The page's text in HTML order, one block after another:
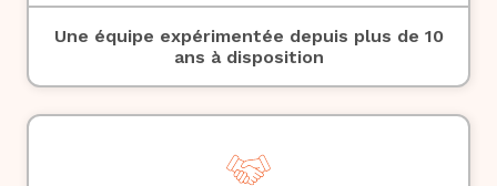
Une équipe expérimentée depuis plus de 10
ans à disposition